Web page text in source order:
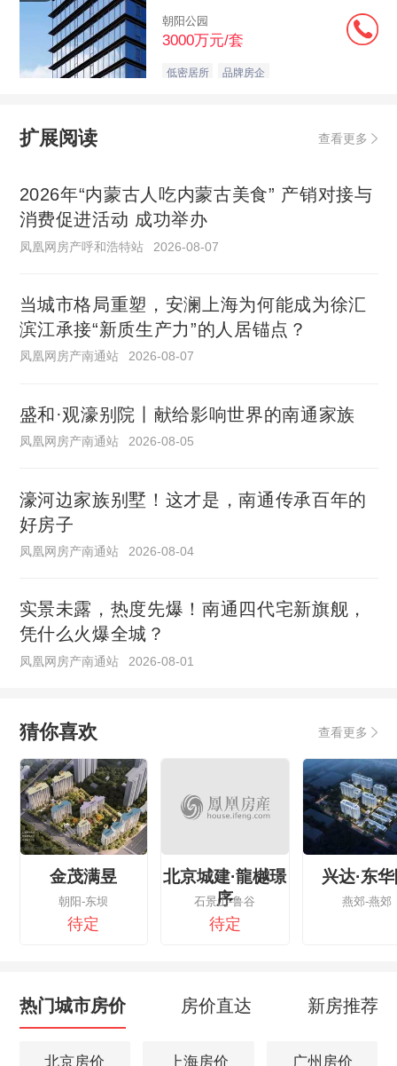
朝阳公园
3000万元/套
低密居所 品牌房企
扩展阅读 查看更多
2026年“内蒙古人吃内蒙古美食” 产销对接与
消费促进活动 成功举办
凤凰网房产呼和浩特站 2026-08-07
当城市格局重塑，安澜上海为何能成为徐汇
滨江承接“新质生产力”的人居锚点？
凤凰网房产南通站 2026-08-07
盛和·观濠别院丨献给影响世界的南通家族
凤凰网房产南通站 2026-08-05
濠河边家族别墅！这才是，南通传承百年的
好房子
凤凰网房产南通站 2026-08-04
实景未露，热度先爆！南通四代宅新旗舰，
凭什么火爆全城？
凤凰网房产南通站 2026-08-01
猜你喜欢 查看更多
金茂满昱
朝阳-东坝
待定
北京城建·龍樾璟
序
石景山-鲁谷
待定
兴达·东
燕郊-燕郊
热门城市房价 房价直达 新房推荐
北京房价 上海房价 广州房价